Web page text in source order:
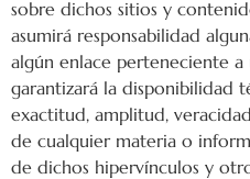
sobre dichos sitios y
asumirá responsabilidad
algún enlace perteneciente
garantizará la disponibilidad
exactitud, amplitud,
de cualquier materia o
de dichos hipervínculos y